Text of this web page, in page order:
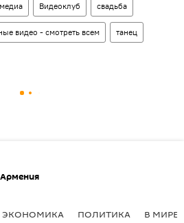
Видеоклуб свадьба
видео - смотреть всем танец
Армения
ЭКОНОМИКА ПОЛИТИКА В МИРЕ